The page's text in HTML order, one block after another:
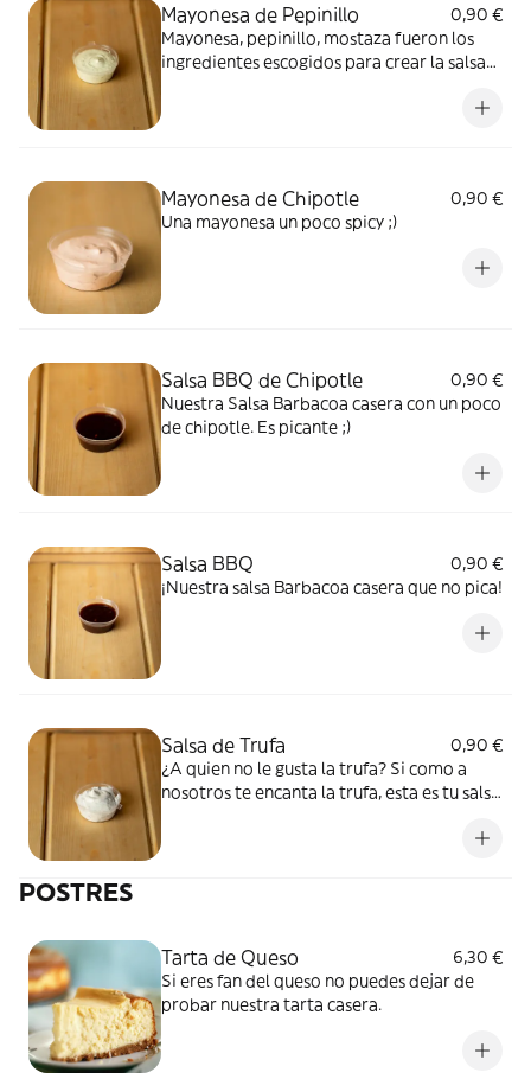
Mayonesa de Pepinillo
0,90 €
Mayonesa, pepinillo, mostaza fueron los
ingredientes escogidos para crear la salsa
Mayonesa de Chipotle
0,90 €
Una mayonesa un poco spicy ;)
Salsa BBQ de Chipotle
0,90 €
Nuestra Salsa Barbacoa casera con un poco
de chipotle. Es picante ;)
Salsa BBQ
0,90 €
¡Nuestra salsa Barbacoa casera que no pica!
Salsa de Trufa
0,90 €
¿A quien no le gusta la trufa? Si como a
nosotros te encanta la trufa, esta es tu salsa
POSTRES
Tarta de Queso
6,30 €
Si eres fan del queso no puedes dejar de
probar nuestra tarta casera.